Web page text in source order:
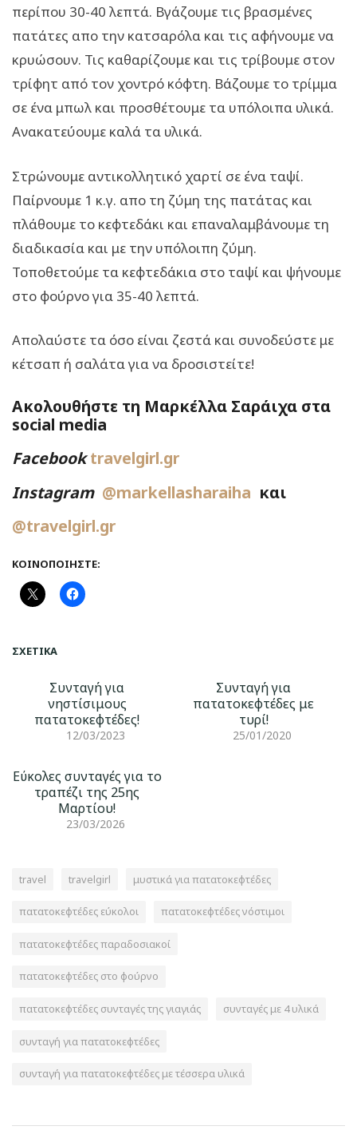
περίπου 30-40 λεπτά. Βγάζουμε τις βρασμένες
πατάτες απο την κατσαρόλα και τις αφήνουμε να
κρυώσουν. Τις καθαρίζουμε και τις τρίβουμε στον
τρίφητ από τον χοντρό κόφτη. Βάζουμε το τρίμμα
σε ένα μπωλ και προσθέτουμε τα υπόλοιπα υλικά.
Ανακατεύουμε καλά τα υλικά.
Στρώνουμε αντικολλητικό χαρτί σε ένα ταψί.
Παίρνουμε 1 κ.γ. απο τη ζύμη της πατάτας και
πλάθουμε το κεφτεδάκι και επαναλαμβάνουμε τη
διαδικασία και με την υπόλοιπη ζύμη.
Τοποθετούμε τα κεφτεδάκια στο ταψί και ψήνουμε
στο φούρνο για 35-40 λεπτά.
Απολαύστε τα όσο είναι ζεστά και συνοδεύστε με
κέτσαπ ή σαλάτα για να δροσιστείτε!
Ακολουθήστε τη Μαρκέλλα Σαράιχα στα
social media
Facebook travelgirl.gr
Instagram @markellasharaiha και
@travelgirl.gr
ΚΟΙΝΟΠΟΙΉΣΤΕ:
ΣΧΕΤΙΚΆ
Συνταγή για
νηστίσιμους
πατατοκεφτέδες!
12/03/2023
Συνταγή για
πατατοκεφτέδες με
τυρί!
25/01/2020
Εύκολες συνταγές για το
τραπέζι της 25ης
Μαρτίου!
23/03/2026
travel travelgirl μυστικά για πατατοκεφτέδες
πατατοκεφτέδες εύκολοι πατατοκεφτέδες νόστιμοι
πατατοκεφτέδες παραδοσιακοί
πατατοκεφτέδες στο φούρνο
πατατοκεφτέδες συνταγές της γιαγιάς συνταγές με 4 υλικά
συνταγή για πατατοκεφτέδες
συνταγή για πατατοκεφτέδες με τέσσερα υλικά